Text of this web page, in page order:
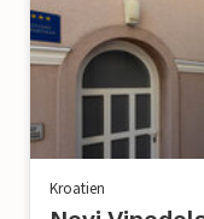
Kroatien